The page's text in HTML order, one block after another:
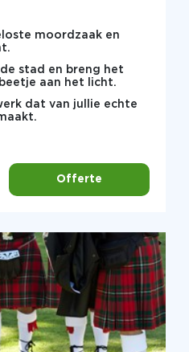
moordzaak en
stad en breng het
aan het licht.
dat van jullie echte
Offerte